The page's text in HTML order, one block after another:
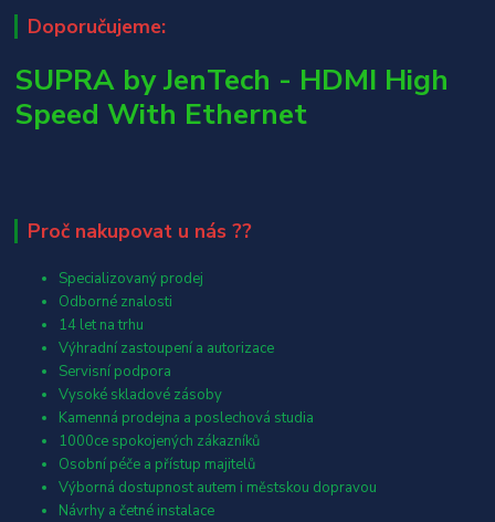
Doporučujeme:
SUPRA by JenTech - HDMI High
Speed With Ethernet
Proč nakupovat u nás ??
Specializovaný prodej
Odborné znalosti
14 let na trhu
Výhradní zastoupení a autorizace
Servisní podpora
Vysoké skladové zásoby
Kamenná prodejna a poslechová studia
1000ce spokojených zákazníků
Osobní péče a přístup majitelů
Výborná dostupnost autem i městskou dopravou
Návrhy a četné instalace